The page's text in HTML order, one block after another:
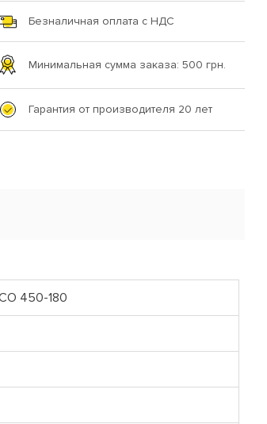
Безналичная оплата с НДС
Минимальная сумма заказа: 500 грн.
Гарантия от производителя 20 лет
450-180